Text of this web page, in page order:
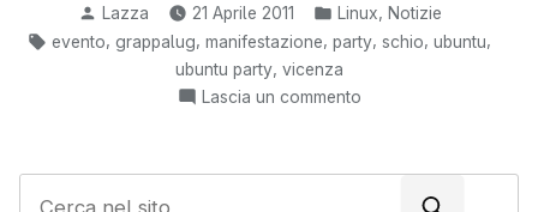
2011
a
Schio
Pubblicato
da
Lazza 21 Aprile 2011
Pubblicato
in:
Linux
Notizie
Tag:
evento, grappalug, manifestazione, party, schio, ubuntu,
ubuntu party vicenza
Lascia un commentosu
2011